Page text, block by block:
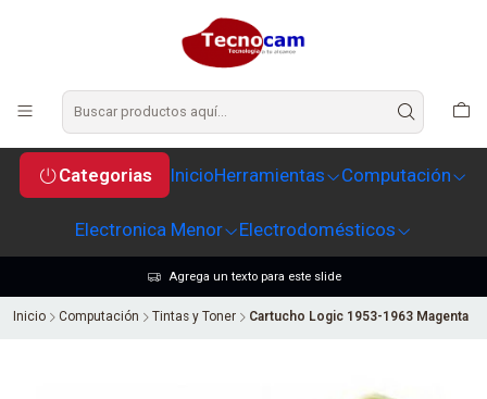
Categorias InicioHerramientas Computación
Electronica Menor Electrodomésticos
Agrega un texto para este slide
Inicio Computación Tintas y Toner Cartucho Logic 1953-1963 Magenta